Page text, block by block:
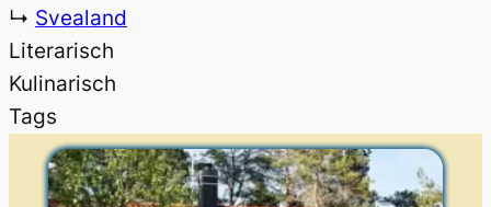
↳ Svealand
Literarisch
Kulinarisch
Tags